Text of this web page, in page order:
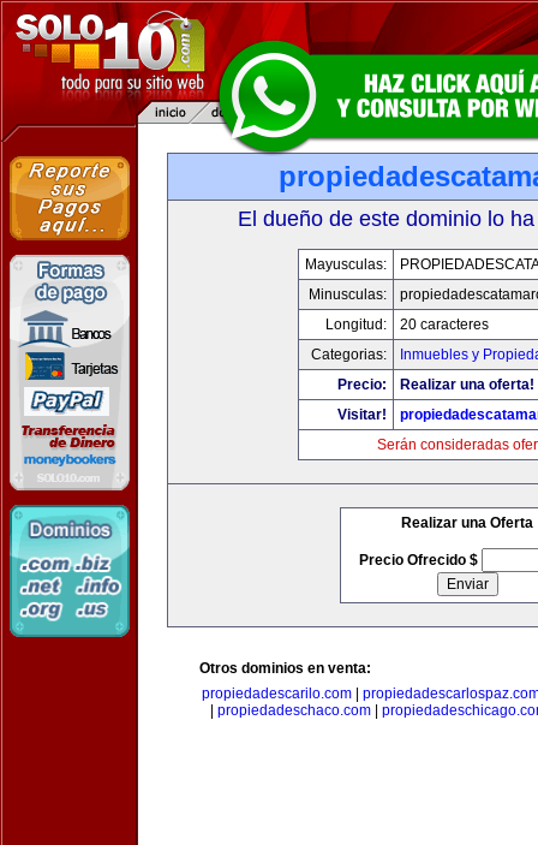
El dueño de este dominio lo
Mayusculas:
Minusculas:
Longitud:
20 caracteres
Categorias:
Inmuebles y
Precio:
Realizar una oferta!
Visitar!
Serán consideradas
Realizar una Oferta
Precio Ofrecido $
Otros dominios en venta:
propiedadescarilo.com|
propiedadeschaco.com